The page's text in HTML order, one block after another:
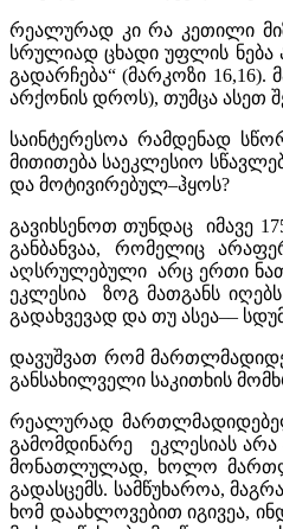
რეალურად კი რა კეთილი
სრულიად ცხადი უფლის ნება
გადარჩება“ (მარკოზი
არქონის დროს), თუმცა ასეთ
საინტერესოა რამდენად
მითითება საეკლესიო
და მოტივირებულ–ჰყოს?
გავიხსენოთ თუნდაც იმავე
განბანვაა, რომელიც
აღსრულებული არც ერთი
ეკლესია ზოგ მათგანს იღებს
გადახვევად და თუ ასეა––
დავუშვათ რომ
განსახილველი საკითხის
რეალურად
გამომდინარე ეკლესიას არა
მონათლულად, ხოლო
გადასცემს. სამწუხაროა,
ხომ დაახლოვებით იგივეა,